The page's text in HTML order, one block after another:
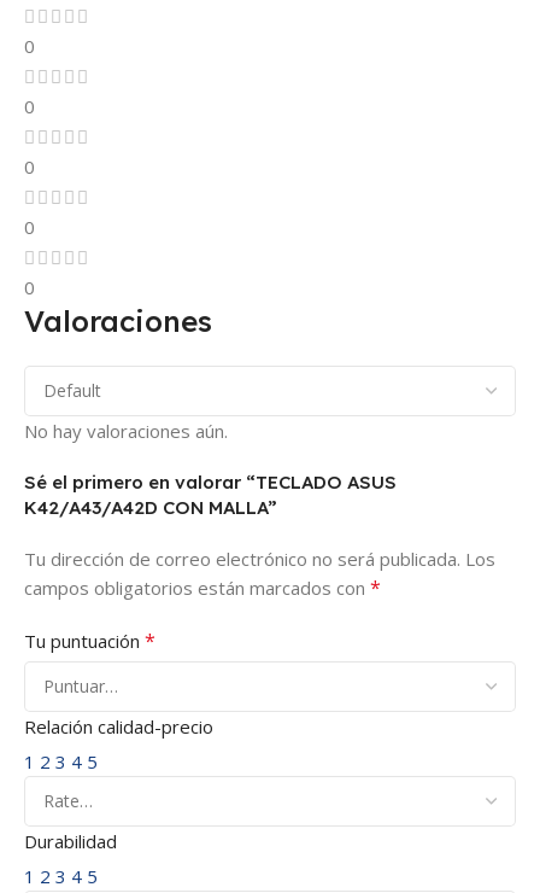
0
0
0
0
0
Valoraciones
No hay valoraciones aún.
Sé el primero en valorar “TECLADO ASUS
K42/A43/A42D CON MALLA”
Tu dirección de correo electrónico no será publicada. Los
campos obligatorios están marcados con *
Tu puntuación *
Relación calidad-precio
1 2 3 4 5
Durabilidad
1 2 3 4 5